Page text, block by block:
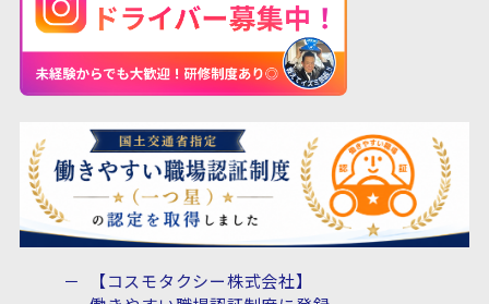
【コスモタクシー株式会社】